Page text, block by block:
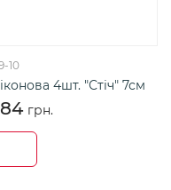
10
4шт. "Стіч" 7см
грн.